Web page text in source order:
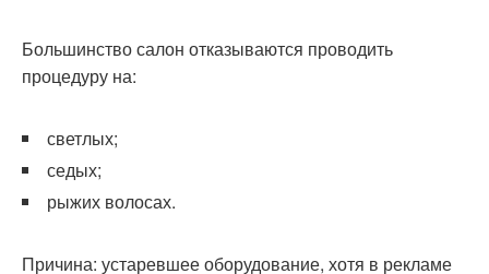
Большинство салон отказываются проводить
процедуру на:
светлых;
седых;
рыжих волосах.
Причина: устаревшее оборудование, хотя в рекламе